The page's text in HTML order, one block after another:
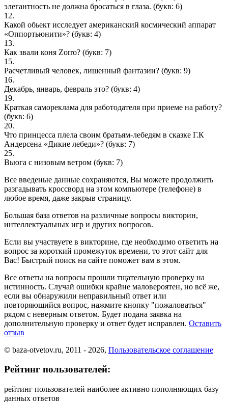
элегантность не должна бросаться в глаза. (букв: 6)
12.
Какой обьект исследует американский космический аппарат
«Оппортьюнити»? (букв: 4)
13.
Как звали коня Zorro? (букв: 7)
15.
Расчетливый человек, лишенный фантазии? (букв: 9)
16.
Декабрь, январь, февраль это? (букв: 4)
19.
Краткая самореклама для работодателя при приеме на работу?
(букв: 6)
20.
Что принцесса плела своим братьям-лебедям в сказке Г.К
Андерсена «Дикие лебеди»? (букв: 7)
25.
Вьюга с низовым ветром (букв: 7)
Все введеные данные сохраняются, Вы можете продолжить
разгадывать кроссворд на этом компьютере (телефоне) в
любое время, даже закрыв страницу.
Большая база ответов на различные вопросы викторин,
интеллектуальных игр и других вопросов.
Если вы участвуете в викторине, где необходимо ответить на
вопрос за короткий промежуток времени, то этот сайт для
Вас! Быстрый поиск на сайте поможет вам в этом.
Все ответы на вопросы прошли тщательную проверку на
истинность. Случай ошибки крайне маловероятен, но всё же,
если вы обнаружили неправильный ответ или
повторяющийся вопрос, нажмите кнопку "пожаловаться"
рядом с неверным ответом. Будет подана заявка на
дополнительную проверку и ответ будет исправлен. Оставить
отзыв
© baza-otvetov.ru, 2011 - 2026, Пользовательское соглашение
Рейтинг пользователей:
рейтинг пользователей наиболее активно пополняющих базу
данных ответов